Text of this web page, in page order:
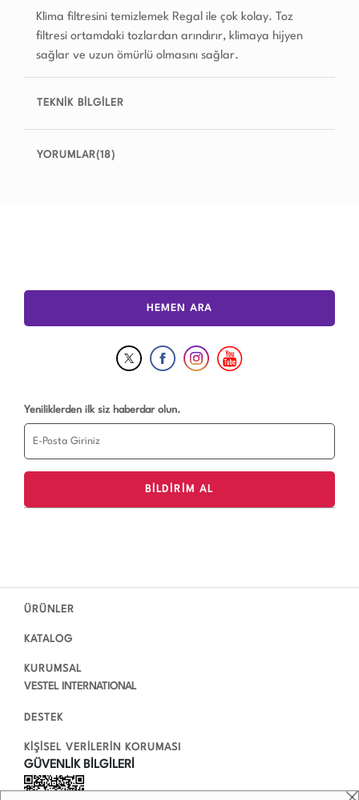
Klima filtresini temizlemek Regal ile çok kolay. Toz
filtresi ortamdaki tozlardan arındırır, klimaya hijyen
sağlar ve uzun ömürlü olmasını sağlar.
TEKNİK BİLGİLER
YORUMLAR(18)
HEMEN ARA
Yeniliklerden ilk siz haberdar olun.
ÜRÜNLER
KATALOG
KURUMSAL
VESTEL INTERNATIONAL
DESTEK
KİŞİSEL VERİLERİN KORUMASI
GÜVENLİK BİLGİLERİ